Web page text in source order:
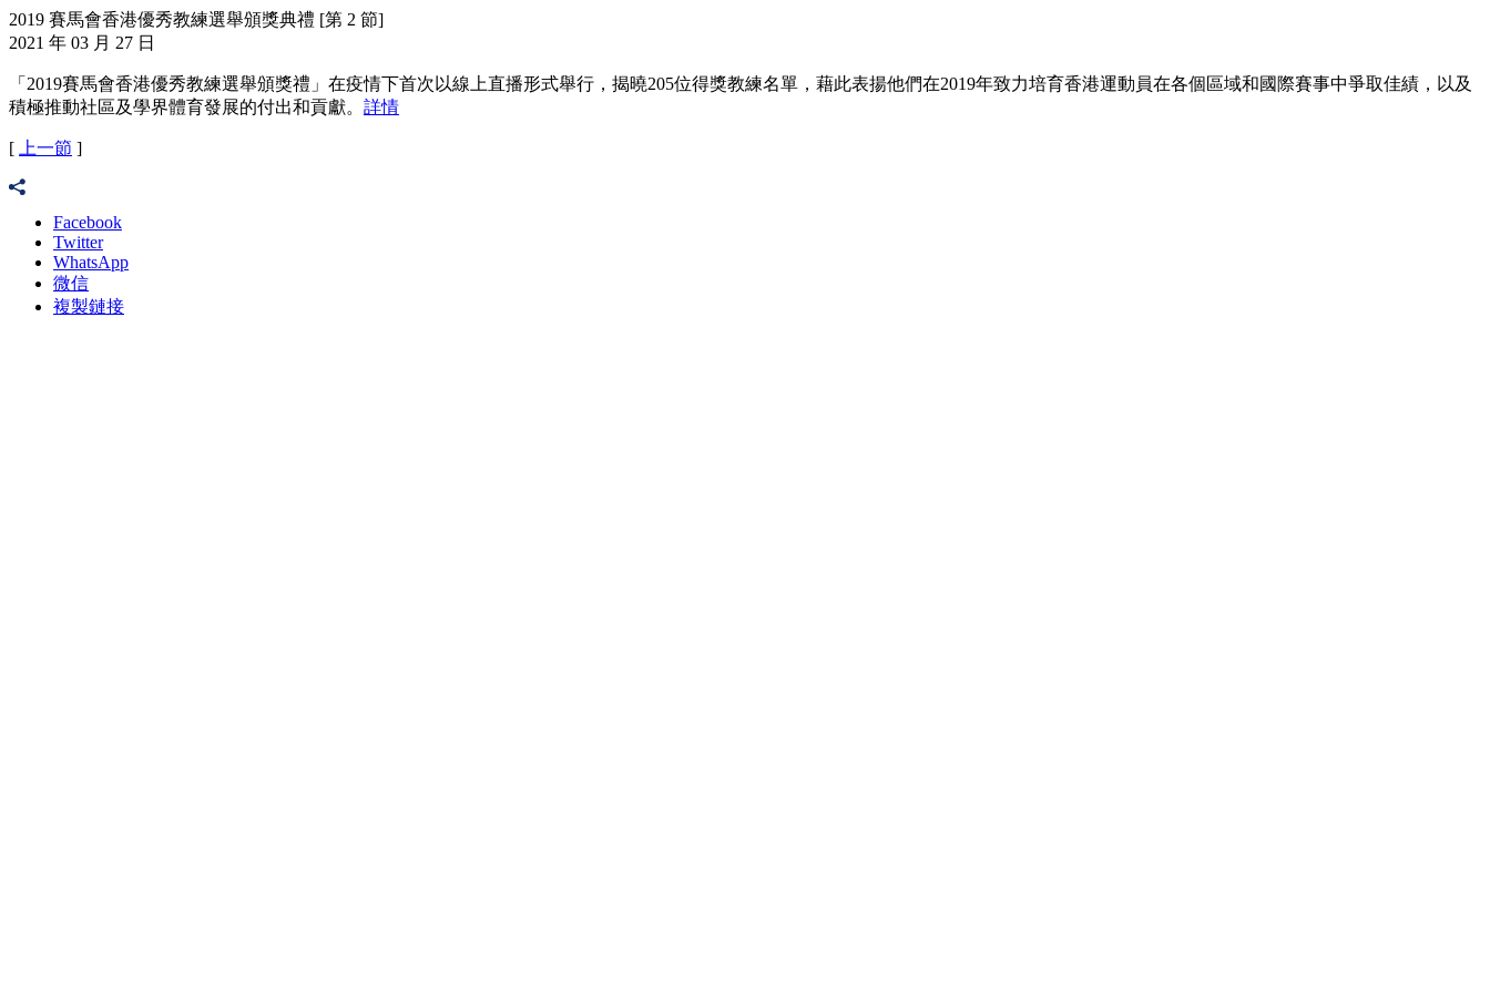
2019 賽馬會香港優秀教練選舉頒獎典禮 [第 2 節]
2021 年 03 月 27 日
「2019賽馬會香港優秀教練選舉頒獎禮」在疫情下首次以線上直播形式舉行，揭曉205位得獎教練名單，藉此表揚他們在2019年致力培育香港運動員在各個區域和國際賽事中爭取佳績，以及
積極推動社區及學界體育發展的付出和貢獻。 詳情
[ 上一節 ]
Facebook
Twitter
WhatsApp
微信
複製鏈接